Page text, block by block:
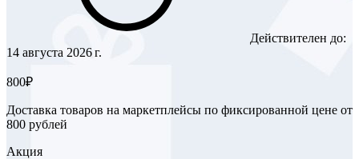
Действителен до:
14 августа 2026 г.
800₽
Доставка товаров на маркетплейсы по фиксированной цене от
800 рублей
Акция